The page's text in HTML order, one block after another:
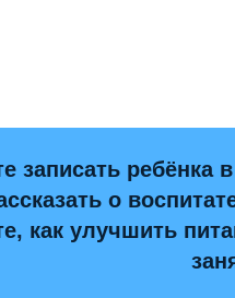
записать ребёнка
о
как улучшить